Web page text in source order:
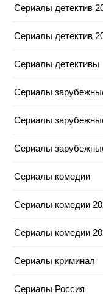
Сериалы детектив
Сериалы детектив
Сериалы детективы
Сериалы
Сериалы
Сериалы
Сериалы комедии
Сериалы комедии
Сериалы комедии
Сериалы криминал
Сериалы Россия